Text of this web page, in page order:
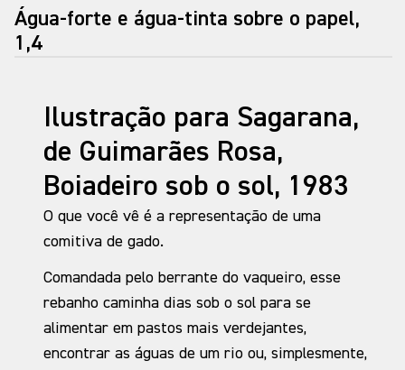
Água-forte e água-tinta sobre o papel,
1,4
Ilustração para Sagarana,
de Guimarães Rosa,
Boiadeiro sob o sol, 1983
O que você vê é a representação de uma
comitiva de gado.
Comandada pelo berrante do vaqueiro, esse
rebanho caminha dias sob o sol para se
alimentar em pastos mais verdejantes,
encontrar as águas de um rio ou, simplesmente,